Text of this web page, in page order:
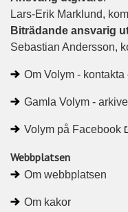
Lars-Erik Marklund,
Biträdande ansvarig
Sebastian Andersson,
Om Volym - kontakta
Gamla Volym -
Volym på Facebook
Webbplatsen
Om webbplatsen
Om kakor